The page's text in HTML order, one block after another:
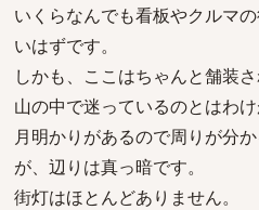
いくらなんでも看板やクルマ
いはずです。
しかも、ここはちゃんと舗装さ
山の中で迷っているのとはわけ
月明かりがあるので周りが分
が、辺りは真っ暗です。
街灯はほとんどありません。